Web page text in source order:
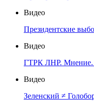
Видео
Президентские
Видео
ГТРК ЛНР. Мнение.
Видео
Зеленский ≠